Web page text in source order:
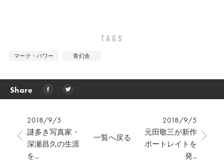
TAGS
マーク・パワー 青幻舎
Share
2018/9/5
謎多き写真家・
深瀬昌久の生涯
を...
2018/9/5
元田敬三が新作
ポートレイトを
発...
一覧へ戻る